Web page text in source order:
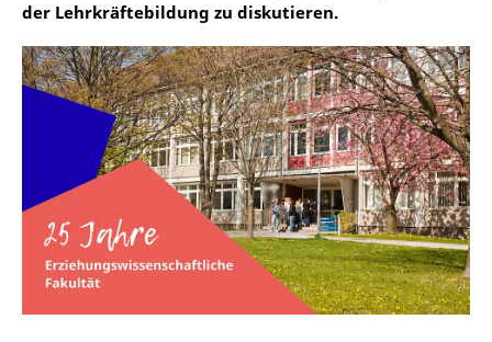
der Lehrkräftebildung zu diskutieren.